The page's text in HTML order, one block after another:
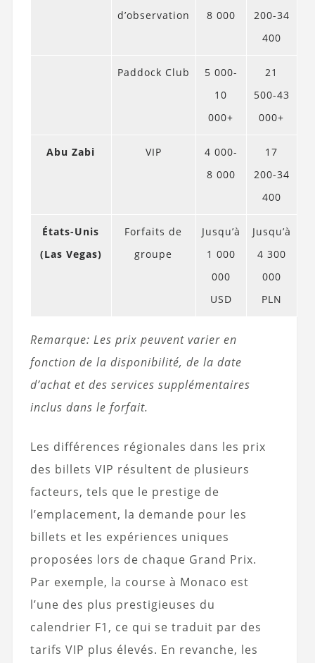
d’observation
8 000
200-34
400
Paddock Club
5 000-
10
000+
21
500-43
000+
Abu Zabi VIP
4 000-
8 000
17
200-34
400
États-Unis
(Las Vegas)
Forfaits de
groupe
Jusqu’à
1 000
000
USD
Jusqu’à
4 300
000
PLN
Remarque: Les prix peuvent varier en
fonction de la disponibilité, de la date
d’achat et des services supplémentaires
inclus dans le forfait.
Les différences régionales dans les prix
des billets VIP résultent de plusieurs
facteurs, tels que le prestige de
l’emplacement, la demande pour les
billets et les expériences uniques
proposées lors de chaque Grand Prix.
Par exemple, la course à Monaco est
l’une des plus prestigieuses du
calendrier F1, ce qui se traduit par des
tarifs VIP plus élevés. En revanche, les